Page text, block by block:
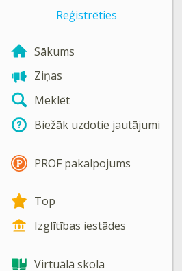
Reģistrēties
Sākums
Ziņas
Meklēt
Biežāk uzdotie jautājumi
PROF pakalpojums
Top
Izglītības iestādes
Virtuālā skola